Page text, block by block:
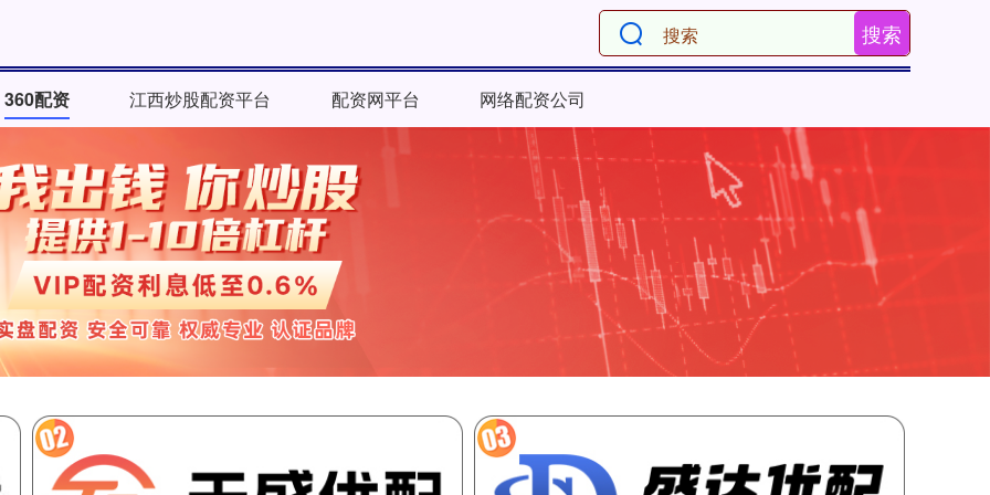
搜索
360配资 江西炒股配资平台 配资网平台 网络配资公司